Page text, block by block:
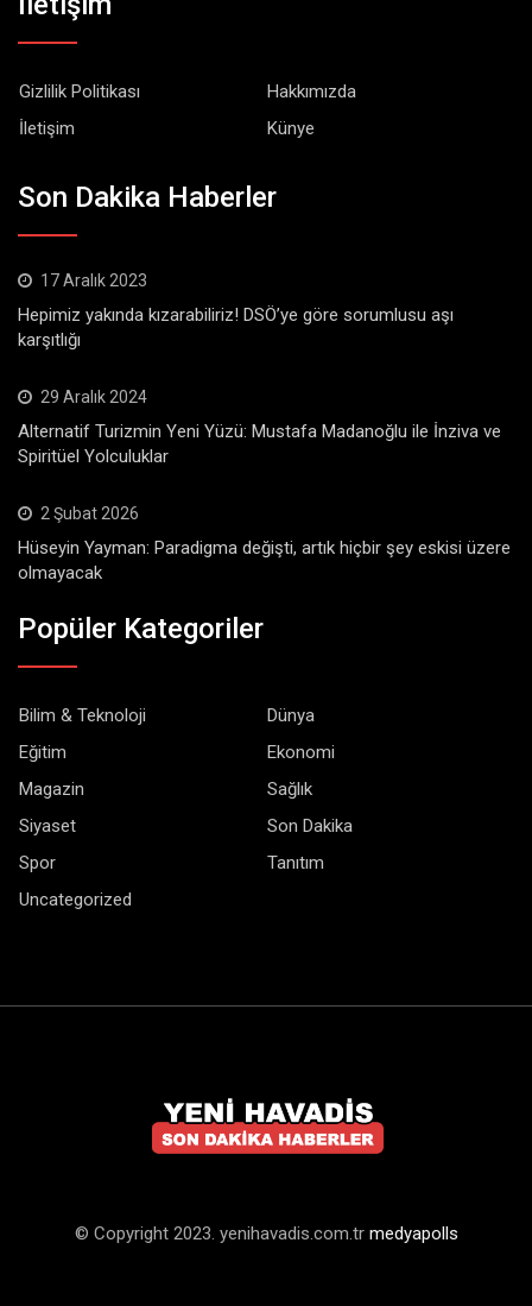
Gizlilik Politikası
Hakkımızda
İletişim
Künye
Son Dakika Haberler
17 Aralık 2023
Hepimiz yakında kızarabiliriz! DSÖ’ye göre sorumlusu aşı
karşıtlığı
29 Aralık 2024
Alternatif Turizmin Yeni Yüzü: Mustafa Madanoğlu ile İnziva ve
Spiritüel Yolculuklar
2 Şubat 2026
Hüseyin Yayman: Paradigma değişti, artık hiçbir şey eskisi üzere
olmayacak
Popüler Kategoriler
Bilim & Teknoloji
Dünya
Eğitim
Ekonomi
Magazin
Sağlık
Siyaset
Son Dakika
Spor
Tanıtım
Uncategorized
© Copyright 2023. yenihavadis.com.tr medyapolls